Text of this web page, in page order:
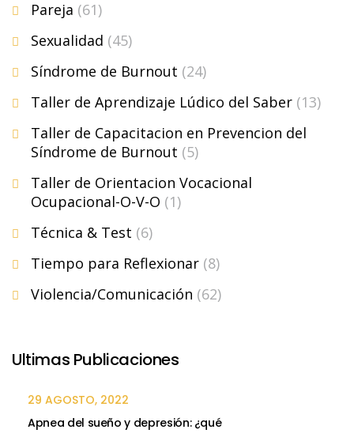
Pareja (61)
Sexualidad (45)
Síndrome de Burnout (24)
Taller de Aprendizaje Lúdico del Saber (13)
Taller de Capacitacion en Prevencion del
Síndrome de Burnout (5)
Taller de Orientacion Vocacional
Ocupacional-O-V-O (1)
Técnica & Test (6)
Tiempo para Reflexionar (8)
Violencia/Comunicación (62)
Ultimas Publicaciones
29 AGOSTO, 2022
Apnea del sueño y depresión: ¿qué